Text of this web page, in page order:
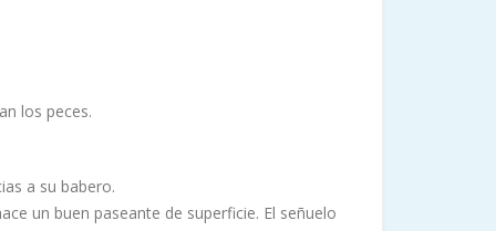
los peces.
a su babero.
un buen paseante de superficie. El señuelo